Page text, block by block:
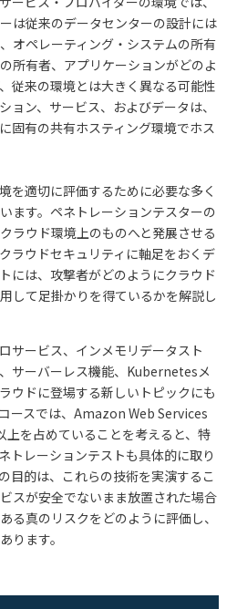
は従来のデータセンターの設計には
オペレーティング・システムの所有
所有者、アプリケーションがどのよ
従来の環境とは大きく異なる可能性
ョン、サービス、およびデータは、
固有の共有ホスティング環境でホス
を適切に評価するために必要な多く
ます。ペネトレーションテスターの
ラウド環境上のものへと発展させる
ラウドセキュリティに軸足をおくデ
には、攻撃者がどのようにクラウド
して足掛かりを得ているかを解説し
サービス、インメモリデータスト
サーバーレス機能、Kubernetesメ
ウドに登場する新しいトピックにも
ースでは、Amazon Web Services
を占めていることを考えると、特
トレーションテストも具体的に取り
目的は、これらの技術を実演するこ
スが安全でないまま放置された場合
る真のリスクをどのように評価し、
ります。